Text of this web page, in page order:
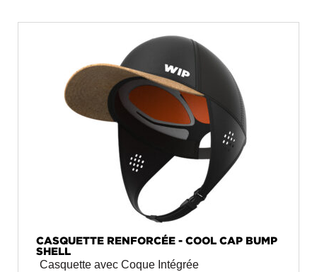
CASQUETTE RENFORCÉE - COOL CAP BUMP
SHELL
Casquette avec Coque Intégrée